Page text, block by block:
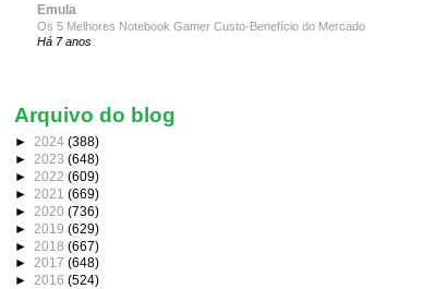
Emula
Os 5 Melhores Notebook Gamer Custo-Benefício do Mercado
Há 7 anos
Arquivo do blog
► 2024 (388)
► 2023 (648)
► 2022 (609)
► 2021 (669)
► 2020 (736)
► 2019 (629)
► 2018 (667)
► 2017 (648)
► 2016 (524)